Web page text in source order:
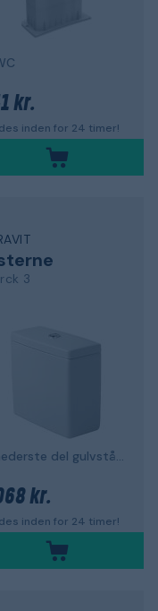
kr.
inden for 24 timer!
3
til nederste del gulvstående toilet
kr.
inden for 24 timer!